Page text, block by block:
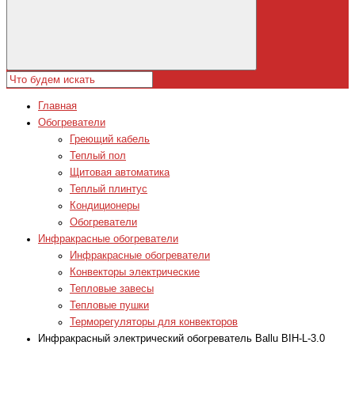
Главная
Обогреватели
Греющий кабель
Теплый пол
Щитовая автоматика
Теплый плинтус
Кондиционеры
Обогреватели
Инфракрасные обогреватели
Инфракрасные обогреватели
Конвекторы электрические
Тепловые завесы
Тепловые пушки
Терморегуляторы для конвекторов
Инфракрасный электрический обогреватель Ballu BIH-L-3.0